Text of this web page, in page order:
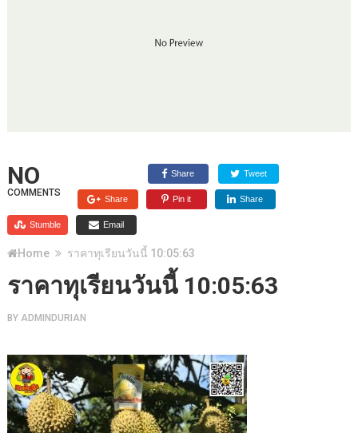
NO
COMMENTS
Share Tweet
Share Pin it Share
Stumble Email
Home ราคาทุเรียนวันนี้ 10:05:63
ราคาทุเรียนวันนี้ 10:05:63
BY ADMINDURIAN